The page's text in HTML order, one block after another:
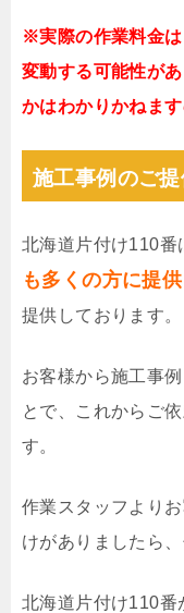
※実際の作業料金
変動する可能性が
かはわかりかねま
施工事例のご
北海道片付け110番
も多くの方に提供
提供しております。
お客様から施工事
とで、これからご
す。
作業スタッフより
けがありましたら
北海道片付け110番